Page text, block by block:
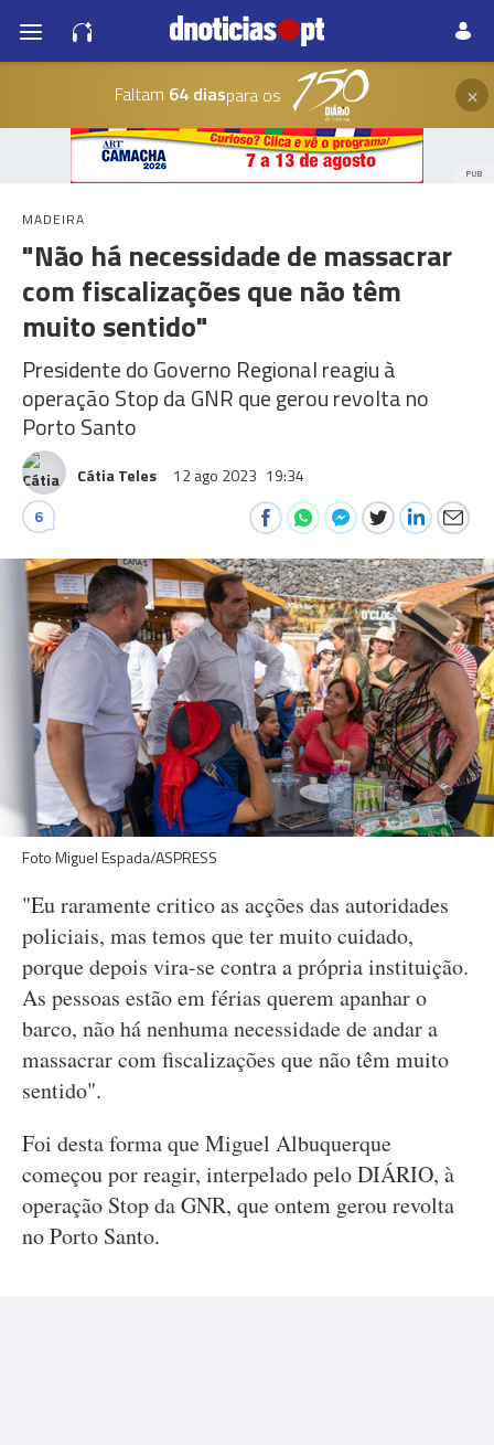
Faltam 64 diaspara os ×
PUB
MADEIRA
"Não há necessidade de massacrar
com fiscalizações que não têm
muito sentido"
Presidente do Governo Regional reagiu à
operação Stop da GNR que gerou revolta no
Porto Santo
Cátia Teles 12 ago 2023 19:34
6
Foto Miguel Espada/ASPRESS
"Eu raramente critico as acções das autoridades
policiais, mas temos que ter muito cuidado,
porque depois vira-se contra a própria instituição.
As pessoas estão em férias querem apanhar o
barco, não há nenhuma necessidade de andar a
massacrar com fiscalizações que não têm muito
sentido".
Foi desta forma que Miguel Albuquerque
começou por reagir, interpelado pelo DIÁRIO, à
operação Stop da GNR, que ontem gerou revolta
no Porto Santo.